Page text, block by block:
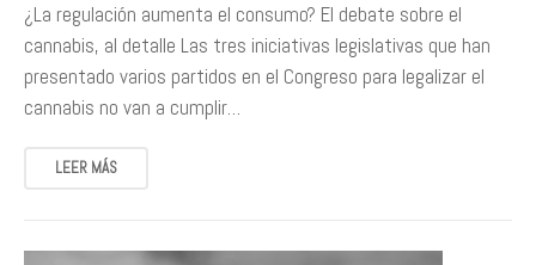
¿La regulación aumenta el consumo? El debate sobre el
cannabis, al detalle Las tres iniciativas legislativas que han
presentado varios partidos en el Congreso para legalizar el
cannabis no van a cumplir…
LEER MÁS